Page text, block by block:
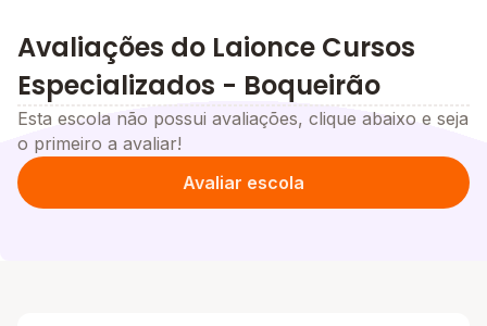
Avaliações do Laionce Cursos
Especializados - Boqueirão
Esta escola não possui avaliações, clique abaixo e seja
o primeiro a avaliar!
Avaliar escola